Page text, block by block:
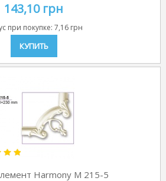
143,10 грн
при покупке: 7,16 грн
КУПИТЬ
Harmony M 215-5